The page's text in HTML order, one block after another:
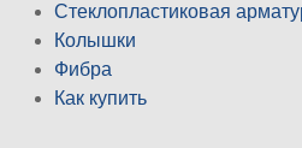
Стеклопластиковая
Колышки
Фибра
Как купить